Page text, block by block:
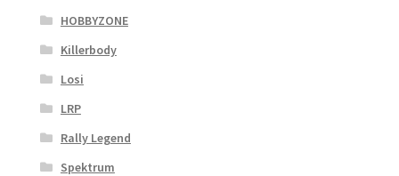
HOBBYZONE
Killerbody
Losi
LRP
Rally Legend
Spektrum